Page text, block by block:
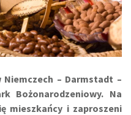
– Darmstadt –
Bożonarodzeniowy. Na
mieszkańcy i zaproszeni